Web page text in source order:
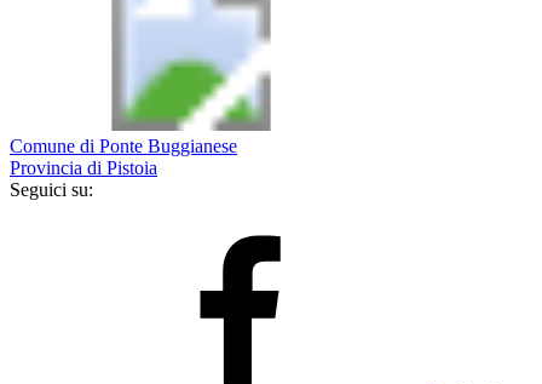
Comune di Ponte Buggianese
Provincia di Pistoia
Seguici su: